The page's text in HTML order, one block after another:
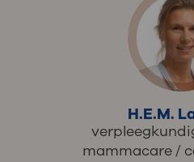
H.E.M.
mammacare /